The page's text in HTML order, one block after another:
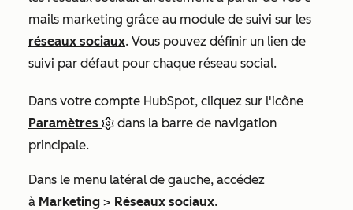
mails marketing grâce au module de suivi sur les
réseaux sociaux. Vous pouvez définir un lien de
suivi par défaut pour chaque réseau social.
Dans votre compte HubSpot, cliquez sur l'icône
Paramètres
dans la barre de navigation
principale.
Dans le menu latéral de gauche, accédez
à Marketing > Réseaux sociaux.